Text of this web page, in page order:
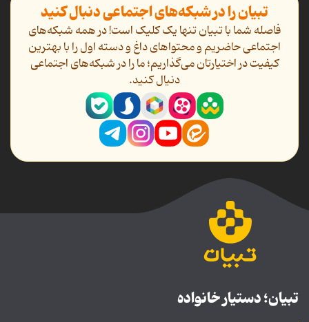
تبیان را در شبکه‌های اجتماعی دنبال کنید
فاصله شما با تبیان تنها یک کلیک است! در همه شبکه‌های
اجتماعی حاضریم و محتواهای داغ و دسته اول را با بهترین
کیفیت در اختیارتان می‌گذاریم؛ ما را در شبکه‌های اجتماعی
دنیال کنید.
تبیان؛ دستیار خانواده